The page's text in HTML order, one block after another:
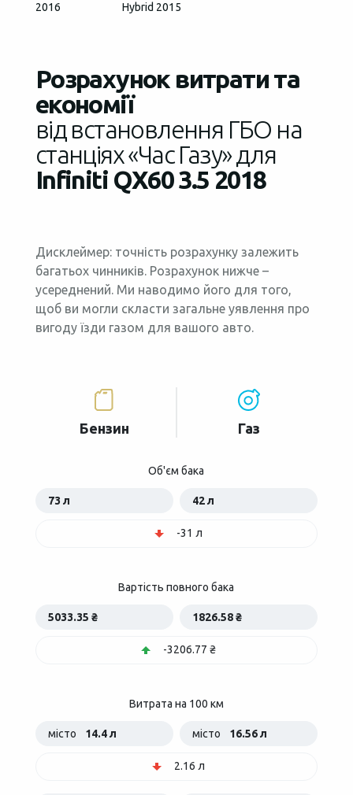
2016
Hybrid 2015
Розрахунок витрати та
економії
від встановлення ГБО на
станціях «Час Газу» для
Infiniti QX60 3.5 2018
Дисклеймер: точність розрахунку залежить
багатьох чинників. Розрахунок нижче –
усереднений. Ми наводимо його для того,
щоб ви могли скласти загальне уявлення про
вигоду їзди газом для вашого авто.
Бензин Газ
Об'єм бака
73 л 42 л
-31 л
Вартість повного бака
5033.35 ₴ 1826.58 ₴
-3206.77 ₴
Витрата на 100 км
місто 14.4 л місто 16.56 л
2.16 л